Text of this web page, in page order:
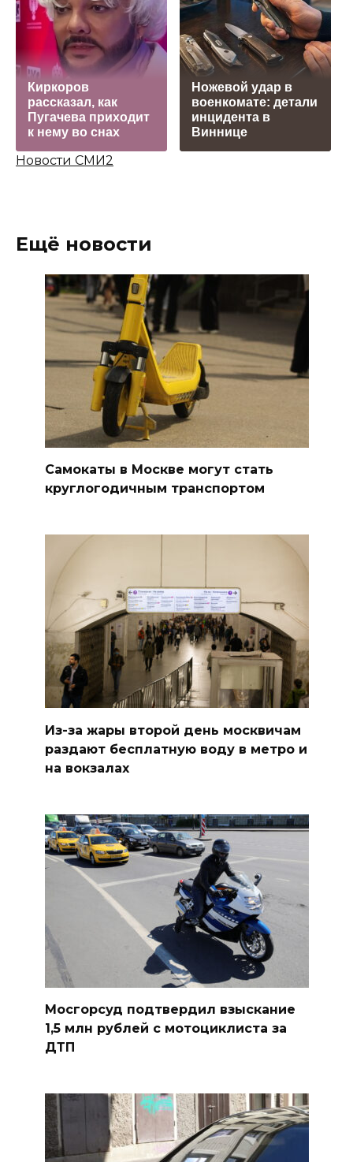
Киркоров
рассказал, как
Пугачева приходит
к нему во снах
Ножевой удар в
военкомате: детали
инцидента в
Виннице
Новости СМИ2
Ещё новости
Самокаты в Москве могут стать
круглогодичным транспортом
Из-за жары второй день москвичам
раздают бесплатную воду в метро и
на вокзалах
Мосгорсуд подтвердил взыскание
1,5 млн рублей с мотоциклиста за
ДТП